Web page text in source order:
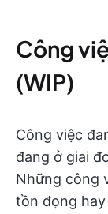
Công
(WIP)
Công việc
đang ở giai
Những công
tồn đọng